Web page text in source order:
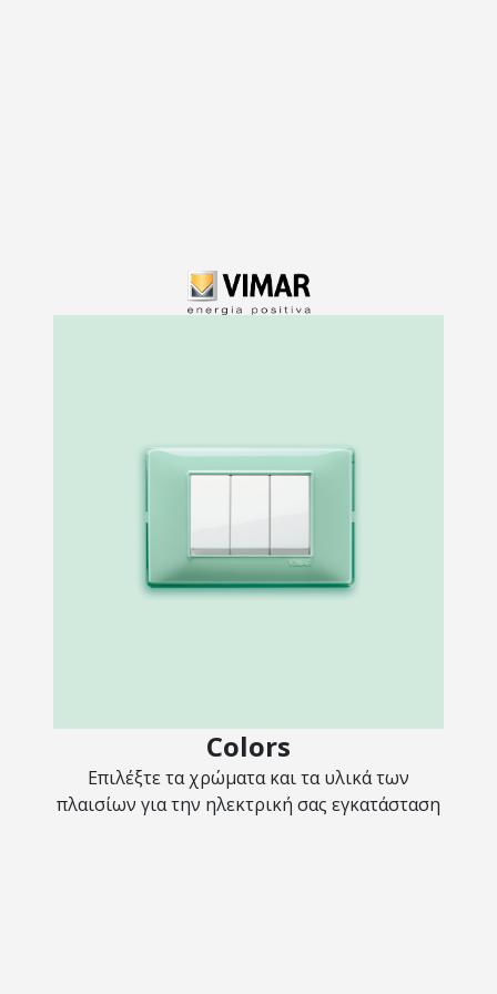
Colors
Επιλέξτε τα χρώματα και τα υλικά των
πλαισίων για την ηλεκτρική σας εγκατάσταση